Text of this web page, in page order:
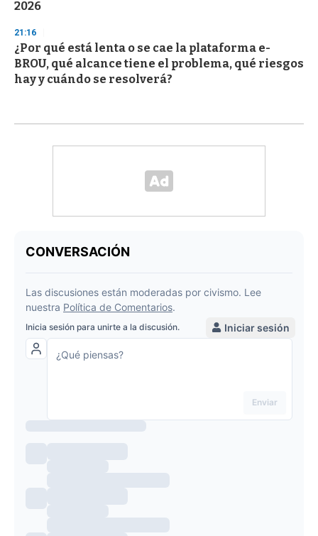
2026
21:16
¿Por qué está lenta o se cae la plataforma e-
BROU, qué alcance tiene el problema, qué riesgos
hay y cuándo se resolverá?